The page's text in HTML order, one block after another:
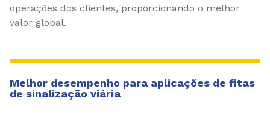
operações dos clientes, proporcionando o melhor
valor global.
Melhor desempenho para aplicações de fitas
de sinalização viária